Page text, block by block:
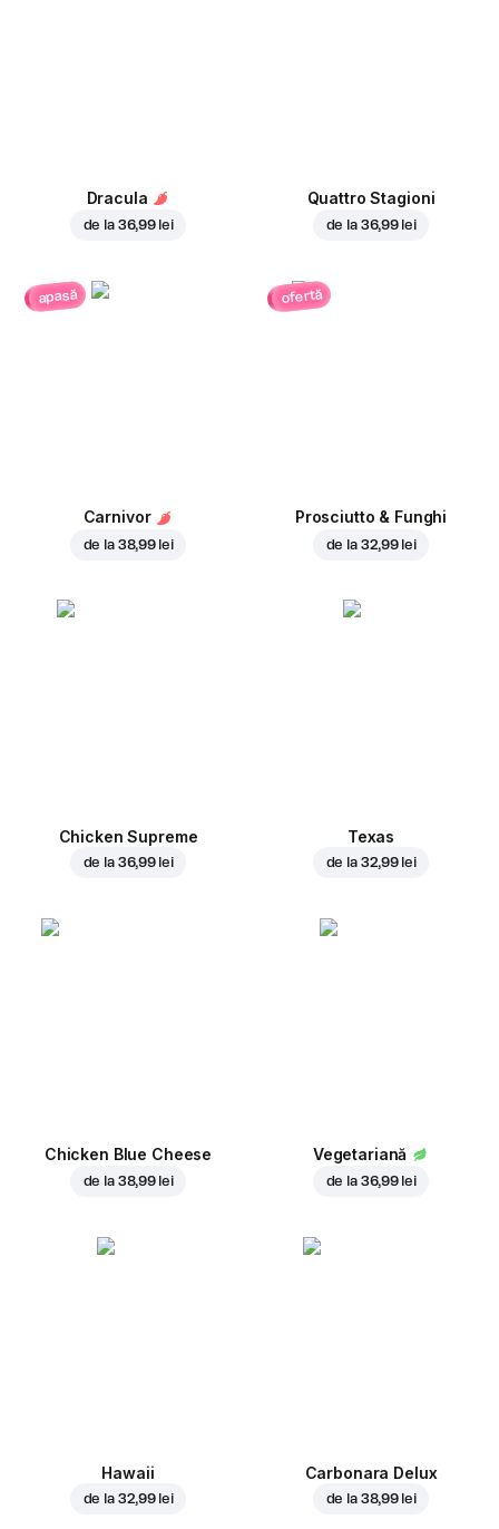
Dracula
de la 36,99 lei
Quattro Stagioni
de la 36,99 lei
apasă
Carnivor
de la 38,99 lei
ofertă
Prosciutto & Funghi
de la 32,99 lei
Chicken Supreme
de la 36,99 lei
Texas
de la 32,99 lei
Chicken Blue Cheese
de la 38,99 lei
Vegetariană
de la 36,99 lei
Hawaii
de la 32,99 lei
Carbonara Delux
de la 38,99 lei